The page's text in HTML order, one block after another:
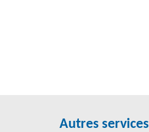
Autres services